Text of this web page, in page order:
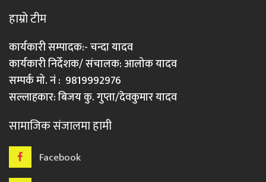
हाम्रो टीम
कार्यकारी सम्पादक:- चन्दा यादव
कार्यकारी निर्देशक/ संचालक: आलोक यादव
सम्पर्क मो. नं : 9819992976
सल्लाहकार: बिजय कु. गुप्ता/देवकुमार यादव
सामाजिक संजालमा हामी
Facebook